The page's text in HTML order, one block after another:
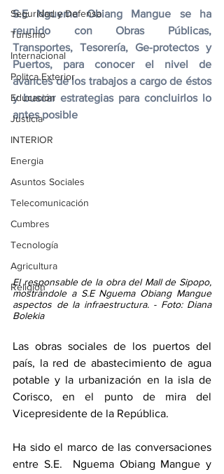
Seguridad y Defensa
Turismo
Internacional
Politca Exterior
Educación
Justicia
INTERIOR
Energia
Asuntos Sociales
Telecomunicación
Cumbres
Tecnología
Agricultura
Religión
S.E Nguema Obiang Mangue se ha
reunido con Obras Públicas,
Transportes, Tesorería, Ge-protectos y
Puertos, para conocer el nivel de
avances de los trabajos a cargo de éstos
y buscar estrategias para concluirlos lo
antes posible
El responsable de la obra del Mall de Sipopo,
mostrándole a S.E Nguema Obiang Mangue
aspectos de la infraestructura. - Foto: Diana
Bolekia
Las obras sociales de los puertos del
país, la red de abastecimiento de agua
potable y la urbanización en la isla de
Corisco, en el punto de mira del
Vicepresidente de la República.
Ha sido el marco de las conversaciones
entre S.E.  Nguema Obiang Mangue y